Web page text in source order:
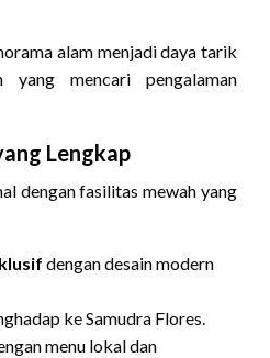
alam menjadi daya tarik
yang mencari pengalaman
Lengkap
dengan fasilitas mewah yang
dengan desain modern
ke Samudra Flores.
menu lokal dan